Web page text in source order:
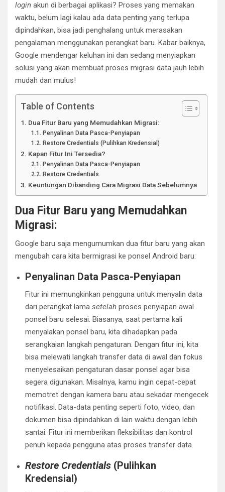
login akun di berbagai aplikasi? Proses yang memakan
waktu, belum lagi kalau ada data penting yang terlupa
dipindahkan, bisa jadi penghalang untuk merasakan
pengalaman menggunakan perangkat baru. Kabar baiknya,
Google mendengar keluhan ini dan sedang menyiapkan
solusi yang akan membuat proses migrasi data jauh lebih
mudah dan mulus!
Table of Contents
Dua Fitur Baru yang Memudahkan Migrasi:
Penyalinan Data Pasca-Penyiapan
Restore Credentials (Pulihkan Kredensial)
Kapan Fitur Ini Tersedia?
Penyalinan Data Pasca-Penyiapan
Restore Credentials
Keuntungan Dibanding Cara Migrasi Data Sebelumnya
Dua Fitur Baru yang Memudahkan
Migrasi:
Google baru saja mengumumkan dua fitur baru yang akan
mengubah cara kita bermigrasi ke ponsel Android baru:
Penyalinan Data Pasca-Penyiapan
Fitur ini memungkinkan pengguna untuk menyalin data
dari perangkat lama setelah proses penyiapan awal
ponsel baru selesai. Biasanya, saat pertama kali
menyalakan ponsel baru, kita dihadapkan pada
serangkaian langkah pengaturan. Dengan fitur ini, kita
bisa melewati langkah transfer data di awal dan fokus
menyelesaikan pengaturan dasar ponsel agar bisa
segera digunakan. Misalnya, kamu ingin cepat-cepat
memotret dengan kamera baru atau sekadar mengecek
notifikasi. Data-data penting seperti foto, video, dan
dokumen bisa dipindahkan di lain waktu dengan lebih
santai. Fitur ini memberikan fleksibilitas dan kontrol
penuh kepada pengguna atas proses transfer data.
Restore Credentials (Pulihkan
Kredensial)